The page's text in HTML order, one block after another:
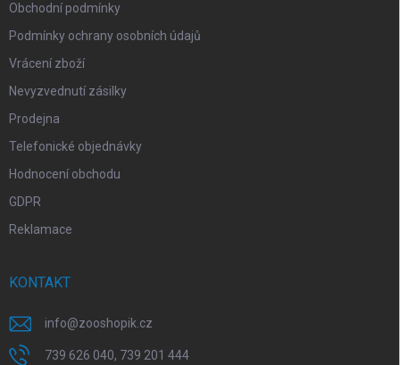
Obchodní podmínky
Podmínky ochrany osobních údajů
Vrácení zboží
Nevyzvednutí zásilky
Prodejna
Telefonické objednávky
Hodnocení obchodu
GDPR
Reklamace
KONTAKT
info@zooshopik.cz
739 626 040, 739 201 444